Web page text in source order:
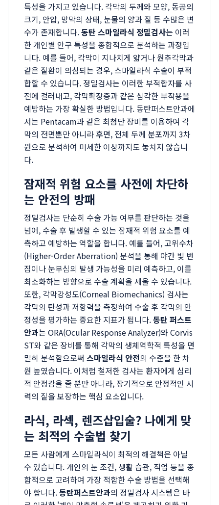
특성을 가지고 있습니다. 각막의 두께와 모양, 동공의
크기, 안압, 망막의 상태, 눈물의 양과 질 등 수많은 변
수가 존재합니다.동탄 스마일라식 정밀검사는 이러
한 개인별 안구 특성을 종합적으로 분석하는 과정입
니다. 예를 들어, 각막이 지나치게 얇거나 원추각막과
같은 질환이 의심되는 경우, 스마일라식 수술이 부적
합할 수 있습니다. 정밀검사는 이러한 부적합자를 사
전에 걸러내고, 각막확장증과 같은 심각한 부작용을
예방하는 가장 확실한 방법입니다. 동탄퍼스트안과에
서는 Pentacam과 같은 최첨단 장비를 이용하여 각
막의 전면뿐만 아니라 후면, 전체 두께 분포까지 3차
원으로 분석하여 미세한 이상까지도 놓치지 않습니
다.
잠재적 위험 요소를 사전에 차단하
는 안전의 방패
정밀검사는 단순히 수술 가능 여부를 판단하는 것을
넘어, 수술 후 발생할 수 있는 잠재적 위험 요소를 예
측하고 예방하는 역할을 합니다. 예를 들어, 고위수차
(Higher-Order Aberration) 분석을 통해 야간 빛 번
짐이나 눈부심의 발생 가능성을 미리 예측하고, 이를
최소화하는 방향으로 수술 계획을 세울 수 있습니다.
또한, 각막강성도(Corneal Biomechanics) 검사는
각막의 탄성과 저항력을 측정하여 수술 후 각막의 안
정성을 평가하는 중요한 지표가 됩니다.동탄 퍼스트
안과는 ORA(Ocular Response Analyzer)와 Corvis
ST와 같은 장비를 통해 각막의 생체역학적 특성을 면
밀히 분석함으로써 스마일라식 안전의 수준을 한 차
원 높였습니다. 이처럼 철저한 검사는 환자에게 심리
적 안정감을 줄 뿐만 아니라, 장기적으로 안정적인 시
력의 질을 보장하는 핵심 요소입니다.
라식, 라섹, 렌즈삽입술? 나에게 맞
는 최적의 수술법 찾기
모든 사람에게 스마일라식이 최적의 해결책은 아닐
수 있습니다. 개인의 눈 조건, 생활 습관, 직업 등을 종
합적으로 고려하여 가장 적합한 수술 방법을 선택해
야 합니다.동탄퍼스트안과의 정밀검사 시스템은 바